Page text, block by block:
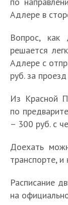
Адлере в
Вопрос, как
решается
Адлере с
руб. за
Из Красной
по
– 300 руб. с
Доехать
транспорте,
Расписание
на